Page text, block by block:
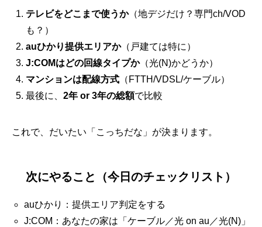
テレビをどこまで使うか（地デジだけ？専門ch/VOD
も？）
auひかり提供エリアか（戸建ては特に）
J:COMはどの回線タイプか（光(N)かどうか）
マンションは配線方式 （FTTH/VDSL/ケーブル）
最後に、 2年 or 3年の総額で比較
これで、だいたい「こっちだな」が決まります。
次にやること（今日のチェックリスト）
auひかり：提供エリア判定をする
J:COM：あなたの家は「ケーブル／光 on au／光(N)」